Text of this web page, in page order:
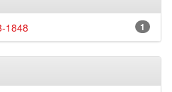
1
1848